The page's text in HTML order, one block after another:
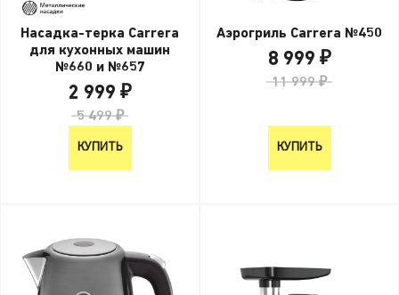
Насадка-терка Carrera
для кухонных машин
№660 и №657
2 999 ₽
5 499 ₽
КУПИТЬ
Аэрогриль Carrera №450
8 999 ₽
11 999 ₽
КУПИТЬ